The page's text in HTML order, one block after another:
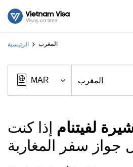
الرئيسية المغرب
لفيتنام إذا كنت
جواز سفر المغاربة